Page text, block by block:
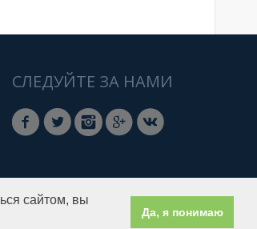
сайтом, вы
Да, я понимаю
СЛЕДУЙТЕ ЗА НАМИ